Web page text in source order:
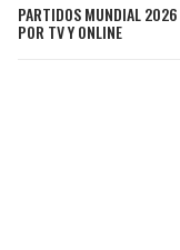
PARTIDOS MUNDIAL 2026
POR TV Y ONLINE